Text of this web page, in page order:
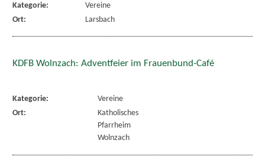
Kategorie:
Vereine
Ort:
Larsbach
KDFB Wolnzach: Adventfeier im Frauenbund-Café
Kategorie:
Vereine
Ort:
Katholisches
Pfarrheim
Wolnzach